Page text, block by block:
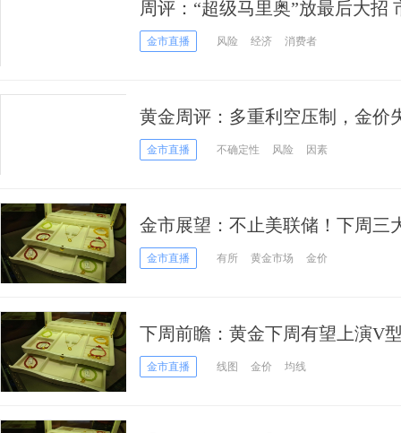
周评：“超级马里奥”放最后大招
超级周
金市直播 风险 经济 消费者
黄金周评：多重利空压制，金价
跌金市直播 不确定性 风险 因素
金市展望：不止美联储！下周三
一道防线岌岌可危？
金市直播 有所 黄金市场 金价
下周前瞻：黄金下周有望上演V
释放出了不祥之兆
金市直播 线图 金价 均线